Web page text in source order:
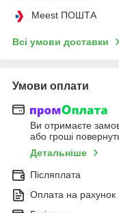
Meest ПОШТА
Всі умови доставки
Умови оплати
Ви отримаєте
або гроші
Детальніше
Післяплата
Оплата на рахунок